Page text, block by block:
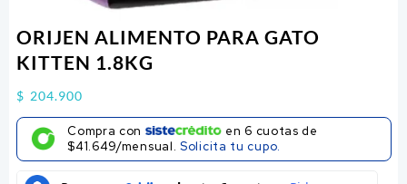
ORIJEN ALIMENTO PARA GATO
KITTEN 1.8KG
$ 204.900
Compra con en6 cuotas de
$41.649/mensual.Solicita tu cupo.